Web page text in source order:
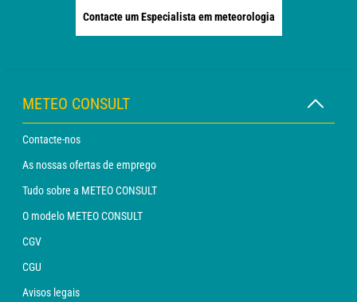
Contacte um Especialista em meteorologia
METEO CONSULT
Contacte-nos
As nossas ofertas de emprego
Tudo sobre a METEO CONSULT
O modelo METEO CONSULT
CGV
CGU
Avisos legais